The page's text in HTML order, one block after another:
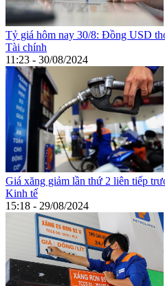
Tỷ giá hôm nay 30/8: Đồng USD
Tài chính
11:23 - 30/08/2024
Giá xăng giảm lần thứ 2 liên tiếp
Kinh tế
15:18 - 29/08/2024